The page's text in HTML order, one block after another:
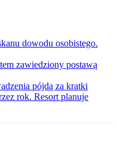
dowodu osobistego.
zawiedziony postawą
pójdą za kratki
rok. Resort planuje